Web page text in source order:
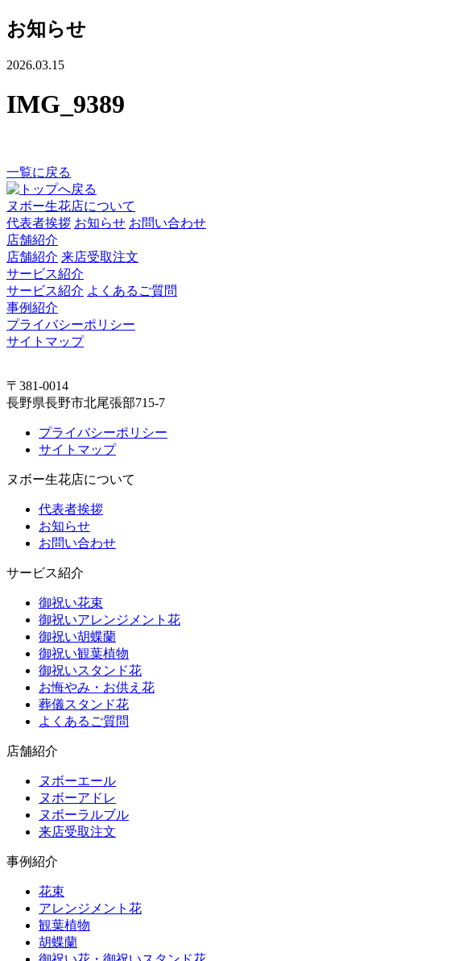
お知らせ
2026.03.15
IMG_9389
一覧に戻る
ヌボー生花店について
代表者挨拶 お知らせ お問い合わせ
店舗紹介
店舗紹介 来店受取注文
サービス紹介
サービス紹介 よくあるご質問
事例紹介
プライバシーポリシー
サイトマップ
〒381-0014
長野県長野市北尾張部715-7
プライバシーポリシー
サイトマップ
ヌボー生花店について
代表者挨拶
お知らせ
お問い合わせ
サービス紹介
御祝い花束
御祝いアレンジメント花
御祝い胡蝶蘭
御祝い観葉植物
御祝いスタンド花
お悔やみ・お供え花
葬儀スタンド花
よくあるご質問
店舗紹介
ヌボーエール
ヌボーアドレ
ヌボーラルブル
来店受取注文
事例紹介
花束
アレンジメント花
観葉植物
胡蝶蘭